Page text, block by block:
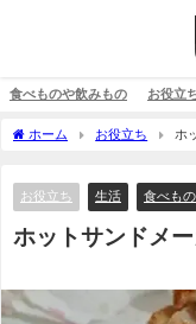
食べものや飲みもの お役立
ホーム お役立ち ホ
お役立ち 生活 食べも
ホットサンドメ